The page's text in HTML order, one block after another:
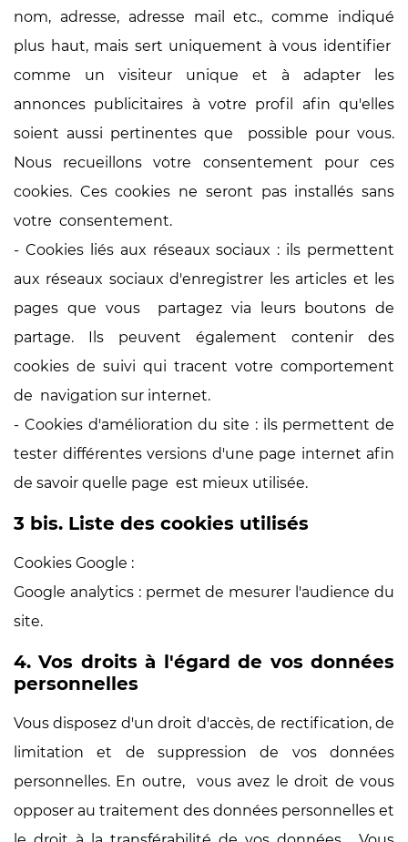
nom, adresse, adresse mail etc., comme indiqué
plus haut, mais sert uniquement à vous identifier
comme un visiteur unique et à adapter les
annonces publicitaires à votre profil afin qu'elles
soient aussi pertinentes que possible pour vous.
Nous recueillons votre consentement pour ces
cookies. Ces cookies ne seront pas installés sans
votre consentement.
- Cookies liés aux réseaux sociaux : ils permettent
aux réseaux sociaux d'enregistrer les articles et les
pages que vous partagez via leurs boutons de
partage. Ils peuvent également contenir des
cookies de suivi qui tracent votre comportement
de navigation sur internet.
- Cookies d'amélioration du site : ils permettent de
tester différentes versions d'une page internet afin
de savoir quelle page est mieux utilisée.
3 bis. Liste des cookies utilisés
Cookies Google :
Google analytics : permet de mesurer l'audience du
site.
4. Vos droits à l'égard de vos données
personnelles
Vous disposez d'un droit d'accès, de rectification, de
limitation et de suppression de vos données
personnelles. En outre, vous avez le droit de vous
opposer au traitement des données personnelles et